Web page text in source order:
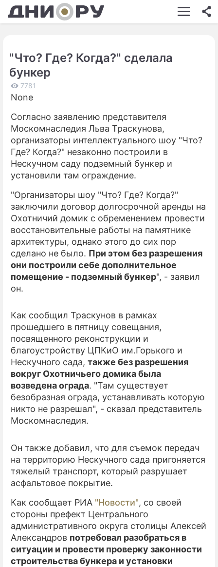
ШОУ-БИЗНЕС
КИНО
ЭКОНОМИКА
ПРОИСШЕСТВИЯ
СОННИК
СТИЛЬ ЖИЗНИ
СЕРИАЛЫ
ИГРЫ
О ПРОЕКТЕ
"Что? Где? Когда?" сделала
бункер
7781
None
Согласно заявлению представителя
Москомнаследия Льва Траскунова,
организаторы интеллектуального шоу "Что?
Где? Когда?" незаконно построили в
Нескучном саду подземный бункер и
установили там ограждение.
"Организаторы шоу "Что? Где? Когда?"
заключили договор долгосрочной аренды на
Охотничий домик с обременением провести
восстановительные работы на памятнике
архитектуры, однако этого до сих пор
сделано не было. При этом без разрешения
они построили себе дополнительное
помещение - подземный бункер", - заявил
он.
Как сообщил Траскунов в рамках
прошедшего в пятницу совещания,
посвященного реконструкции и
благоустройству ЦПКиО им.Горького и
Нескучного сада, также без разрешения
вокруг Охотничьего домика была
возведена ограда. "Там существует
безобразная ограда, устанавливать которую
никто не разрешал", - сказал представитель
Москомнаследия.
Он также добавил, что для съемок передач
на территорию Нескучного сада пригоняется
тяжелый транспорт, который разрушает
асфальтовое покрытие.
Как сообщает РИА "Новости", со своей
стороны префект Центрального
административного округа столицы Алексей
Александров потребовал разобраться в
ситуации и провести проверку законности
строительства бункера и установки